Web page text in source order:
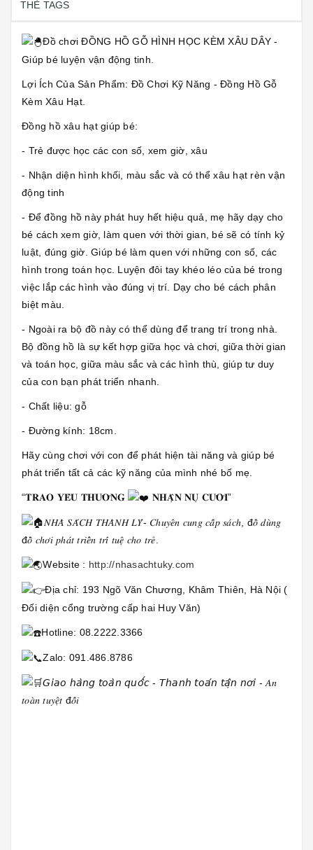
THẺ TAGS
Đồ chơi ĐỒNG HỒ GỖ HÌNH HỌC KÈM XÂU DÂY -
Giúp bé luyện vận động tinh.
Lợi Ích Của Sản Phẩm: Đồ Chơi Kỹ Năng - Đồng Hồ Gỗ
Kèm Xâu Hạt.
Đồng hồ xâu hạt giúp bé:
- Trẻ được học các con số, xem giờ, xâu
- Nhận diện hình khối, màu sắc và có thể xâu hạt rèn vận
động tinh
- Để đồng hồ này phát huy hết hiệu quả, mẹ hãy dạy cho
bé cách xem giờ, làm quen với thời gian, bé sẽ có tính kỷ
luật, đúng giờ. Giúp bé làm quen với những con số, các
hình trong toán học. Luyện đôi tay khéo léo của bé trong
việc lắp các hình vào đúng vị trí. Dạy cho bé cách phân
biệt màu.
- Ngoài ra bộ đồ này có thể dùng để trang trí trong nhà.
Bộ đồng hồ là sự kết hợp giữa học và chơi, giữa thời gian
và toán học, giữa màu sắc và các hình thù, giúp tư duy
của con bạn phát triển nhanh.
- Chất liệu: gỗ
- Đường kính: 18cm.
Hãy cùng chơi với con để phát hiện tài năng và giúp bé
phát triển tất cả các kỹ năng của mình nhé bố mẹ.
“𝐓𝐑𝐀𝐎 𝐘𝐄̂𝐔 𝐓𝐇𝐔̛𝐎̛𝐍𝐆 𝐍𝐇𝐀̣̂𝐍 𝐍𝐔̣ 𝐂𝐔̛𝐎̛̀𝐈”
𝑁𝐻𝐴̀ 𝑆𝐴́𝐶𝐻 𝑇𝐻𝐴̀𝑁𝐻 𝐿𝑌́- 𝐶ℎ𝑢𝑦𝑒̂𝑛 𝑐𝑢𝑛𝑔 𝑐𝑎̂́𝑝 𝑠𝑎́𝑐ℎ, đ𝑜̂̀ 𝑑𝑢̀𝑛𝑔
đ𝑜̂̀ 𝑐ℎ𝑜̛𝑖 𝑝ℎ𝑎́𝑡 𝑡𝑟𝑖𝑒̂̉𝑛 𝑡𝑟𝑖́ 𝑡𝑢𝑒̣̂ 𝑐ℎ𝑜 𝑡𝑟𝑒̉.
Website : http://nhasachtuky.com
Địa chỉ: 193 Ngõ Văn Chương, Khâm Thiên, Hà Nội (
Đối diện cổng trường cấp hai Huy Văn)
Hotline: 08.2222.3366
Zalo: 091.486.8786
𝘎𝘪𝘢𝘰 𝘩𝘢̀𝘯𝘨 𝘵𝘰𝘢̀𝘯 𝘲𝘶𝘰̂́𝘤 - 𝘛𝘩𝘢𝘯𝘩 𝘵𝘰𝘢́𝘯 𝘵𝘢̣̂𝘯 𝘯𝘰̛𝘪 - 𝐴𝑛
𝑡𝑜𝑎̀𝑛 𝑡𝑢𝑦𝑒̣̂𝑡 đ𝑜̂́𝑖